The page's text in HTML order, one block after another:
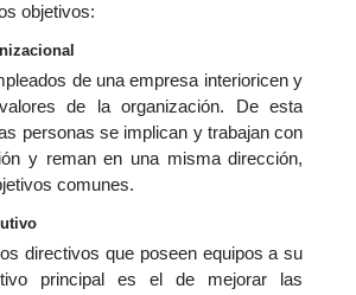
objetivos:
de una empresa interioricen y
de la organización. De esta
personas se implican y trabajan con
y reman en una misma dirección,
comunes.
directivos que poseen equipos a su
principal es el de mejorar las